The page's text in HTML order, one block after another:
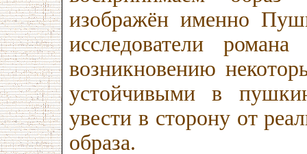
изображён именно
исследователи
возникновению
устойчивыми в
увести в сторону от
образа.